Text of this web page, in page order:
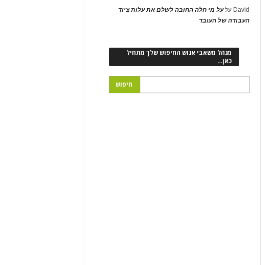
David עלעל מי חלה החובה לשלם את עלות ציוד
העבודה של העובד
מנהל משאבי אנוש החיפוש שלך מתחיל
כאן…